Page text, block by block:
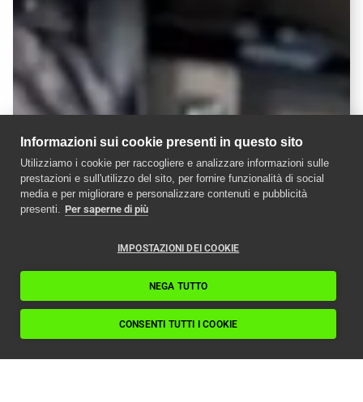
Informazioni sui cookie presenti in questo sito
Utilizziamo i cookie per raccogliere e analizzare informazioni sulle
prestazioni e sull'utilizzo del sito, per fornire funzionalità di social
media e per migliorare e personalizzare contenuti e pubblicità
presenti. Per saperne di più
IMPOSTAZIONI DEI COOKIE
NEGA TUTTO
CONSENTI TUTTI I COOKIE